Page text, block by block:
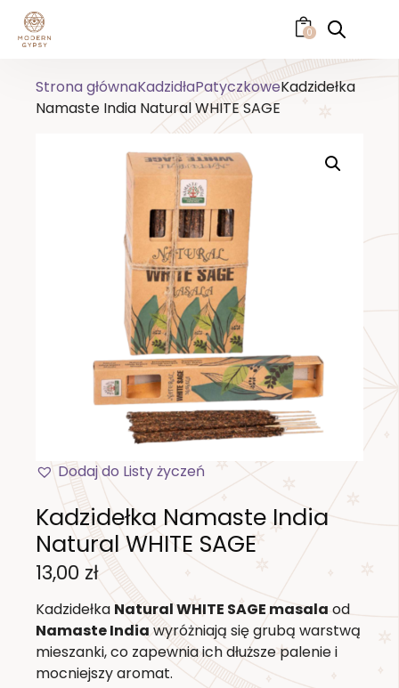
0
Strona głównaKadzidłaPatyczkoweKadzidełka
Namaste India Natural WHITE SAGE
Dodaj do Listy życzeń
Kadzidełka Namaste India
Natural WHITE SAGE
13,00 zł
Kadzidełka Natural WHITE SAGE masala od
Namaste India wyróżniają się grubą warstwą
mieszanki, co zapewnia ich dłuższe palenie i
mocniejszy aromat.